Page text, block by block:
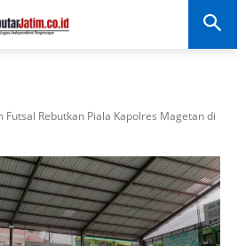
SEPUTAR JATIM
Portal Informasi Dan
Futsal Rebutkan Piala Kapolres Magetan di